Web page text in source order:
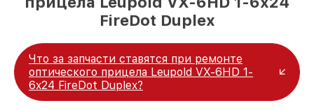
FireDot Duplex
Что за запчасти ставятся при ремонте
оптического прицела Leupold VX-6HD 1-
6x24 FireDot Duplex?